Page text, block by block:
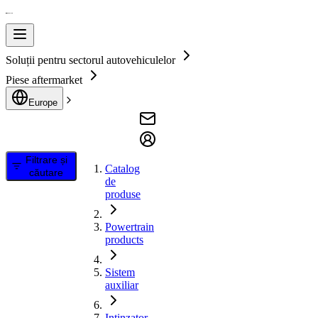
Soluții pentru sectorul autovehiculelor
Piese aftermarket
Europe
Filtrare și
căutare
Catalog
de
produse
Powertrain
products
Sistem
auxiliar